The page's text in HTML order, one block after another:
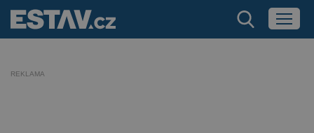
REKLAMA